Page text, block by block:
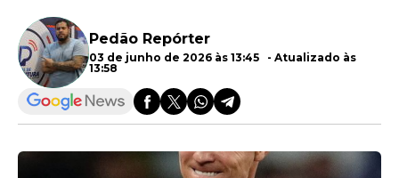
Pedão Repórter
03 de junho de 2026 às 13:45 - Atualizado às
13:58